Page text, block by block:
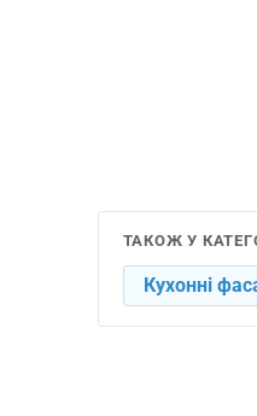
ТАКОЖ У
Кухонні